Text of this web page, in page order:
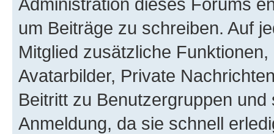
um Beiträge zu schreiben. Auf
Mitglied zusätzliche
Avatarbilder, Private
Beitritt zu Benutzergruppen
Anmeldung, da sie schnell